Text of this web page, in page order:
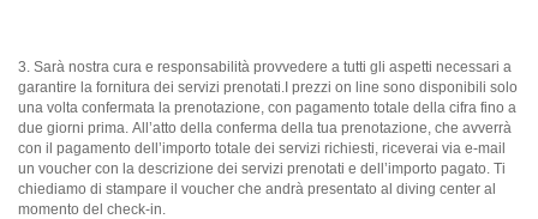
3. Sarà nostra cura e responsabilità provvedere a tutti gli aspetti necessari a
garantire la fornitura dei servizi prenotati.I prezzi on line sono disponibili solo
una volta confermata la prenotazione, con pagamento totale della cifra fino a
due giorni prima. All’atto della conferma della tua prenotazione, che avverrà
con il pagamento dell’importo totale dei servizi richiesti, riceverai via e-mail
un voucher con la descrizione dei servizi prenotati e dell’importo pagato. Ti
chiediamo di stampare il voucher che andrà presentato al diving center al
momento del check-in.